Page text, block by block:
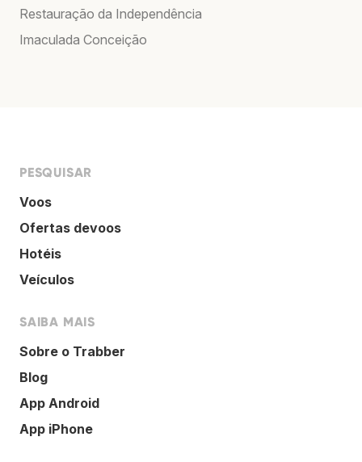
Restauração da Independência
Imaculada Conceição
PESQUISAR
Voos
Ofertas devoos
Hotéis
Veículos
SAIBA MAIS
Sobre o Trabber
Blog
App Android
App iPhone